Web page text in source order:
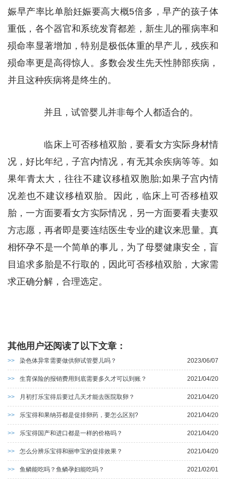
娠早产率比单胎妊娠要高大概5倍多，早产的孩子体
重低，各个器官和系统发育都差，新生儿的罹病率和
殒命率显著增加，特别是极低体重的早产儿，残疾和
殒命率更是高得惊人。多数会发生先天性肺部疾病，
并且这种疾病将是终生的。
并且，试管婴儿并非每个人都适合的。
临床上可否移植双胎，要看女方实际身材情
况，好比年纪，子宫内情况，有无其余疾病等等。如
果年青太大，往往不建议移植双胞胎;如果子宫内情
况差也不建议移植双胎。因此，临床上可否移植双
胎，一方面要看女方实际情况，另一方面要看夫妻双
方志愿，再者即是要连结医生专业的建议来思量。真
相怀孕不是一个简单的事儿，为了母婴健康安全，盲
目追求多胎是不行取的，因此可否移植双胎，大家需
求正确分解，合理选定。
其他用户还阅读了以下文章：
>> 染色体异常需要做供卵试管婴儿吗？ 2023/06/07
>> 生育保险的报销费用到底需要多久才可以到账？ 2021/04/20
>> 月初打乐宝得后要过几天才能去医院取卵？ 2021/04/20
>> 乐宝得和果纳芬都是促排卵药，要怎么区别? 2021/04/20
>> 乐宝得国产和进口都是一样的价格吗？ 2021/04/20
>> 怎么分辨乐宝得和丽申宝的促排效果？ 2021/04/20
>> 鱼鳞能吃吗？鱼鳞孕妇能吃吗？ 2021/02/01